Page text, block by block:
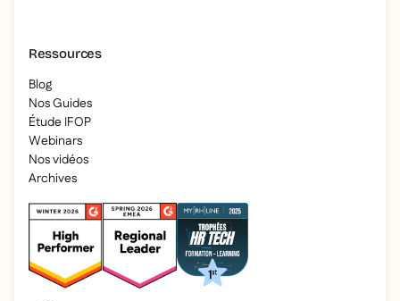
Ressources
Blog
Nos Guides
Étude IFOP
Webinars
Nos vidéos
Archives